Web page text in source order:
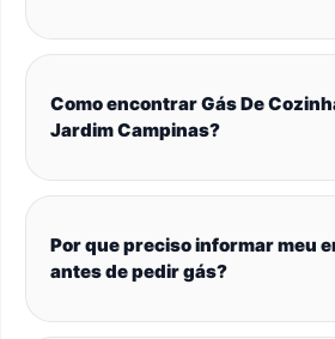
Como encontrar Gás De
Jardim Campinas?
Por que preciso informar meu
antes de pedir gás?